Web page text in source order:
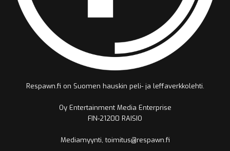
Respawn.fi on Suomen hauskin peli- ja leffaverkkolehti.
Oy Entertainment Media Enterprise
FIN-21200 RAISIO
Mediamyynti, toimitus@respawn.fi